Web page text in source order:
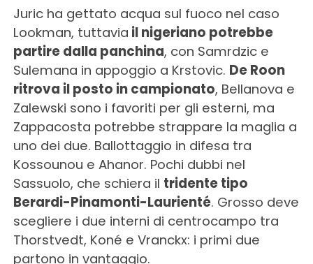
Juric ha gettato acqua sul fuoco nel caso
Lookman, tuttavia il nigeriano potrebbe
partire dalla panchina, con Samrdzic e
Sulemana in appoggio a Krstovic. De Roon
ritrova il posto in campionato, Bellanova e
Zalewski sono i favoriti per gli esterni, ma
Zappacosta potrebbe strappare la maglia a
uno dei due. Ballottaggio in difesa tra
Kossounou e Ahanor. Pochi dubbi nel
Sassuolo, che schiera il tridente tipo
Berardi-Pinamonti-Laurienté. Grosso deve
scegliere i due interni di centrocampo tra
Thorstvedt, Koné e Vranckx: i primi due
partono in vantaggio.